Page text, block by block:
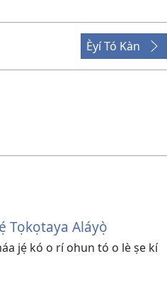
Èyí Tó Kàn
Tọkọtaya Aláyọ̀
jẹ́ kó o rí ohun tó o lè ṣe kí